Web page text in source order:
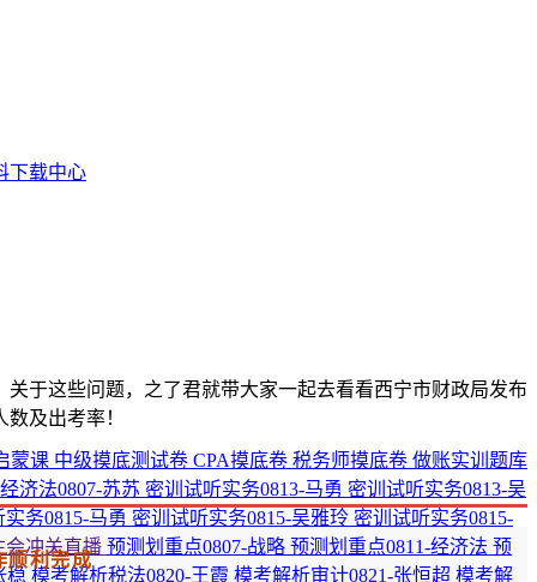
蒙课 中级摸底测试卷 CPA摸底卷 税务师摸底卷 做账实训题库
济法0807-苏苏 密训试听实务0813-马勇 密训试听实务0813-吴
务0815-马勇 密训试听实务0815-吴雅玲 密训试听实务0815-
会冲关直播 预测划重点0807-战略 预测划重点0811-经济法 预
稳模考解析税法0820-王霞 模考解析审计0821-张恒超 模考解
下载中心
于这些问题，之了君就带大家一起去看看西宁市财政局发布
及出考率！
顺利完成